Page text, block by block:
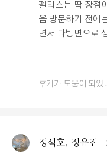
혼주분들이 편안
수 있겠습니다. 기
던 것 역시 폐백
어 웨딩홀에서 편
습니다. 연회장
뷔페에서 가장 중
맛있었고 도가니
럽습니다. 이제
펠리스는 딱 장점
음 방문하기 전에
면서 다방면으로
의 위치가 정말
위치라서 지방 하
하고, 자차 이용
층고도 높은 데다
후기가 도움이 되었
정석호, 정유진